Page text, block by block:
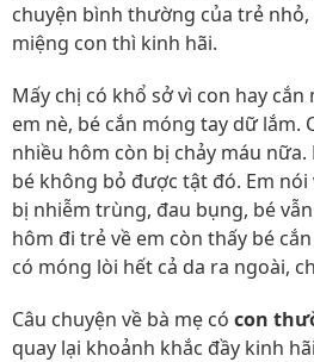
chuyện bình thường của trẻ
miệng con thì kinh hãi.
Mấy chị có khổ sở vì con hay
em nè, bé cắn móng tay dữ lắm.
nhiều hôm còn bị chảy máu
bé không bỏ được tật đó. Em
bị nhiễm trùng, đau bụng, bé
hôm đi trẻ về em còn thấy bé
có móng lòi hết cả da ra ngoài,
Câu chuyện về bà mẹ có con
quay lại khoảnh khắc đầy kinh